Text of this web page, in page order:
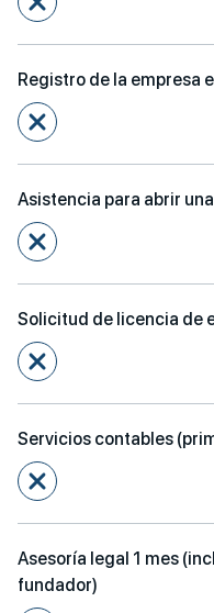
Registro de la empresa
Asistencia para abrir
Solicitud de licencia de
Servicios contables
Asesoría legal 1 mes
fundador)